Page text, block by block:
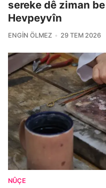
sereke dê ziman
Hevpeyvîn
ENGIN ÖLMEZ 29 TEM 2026
NÛÇE